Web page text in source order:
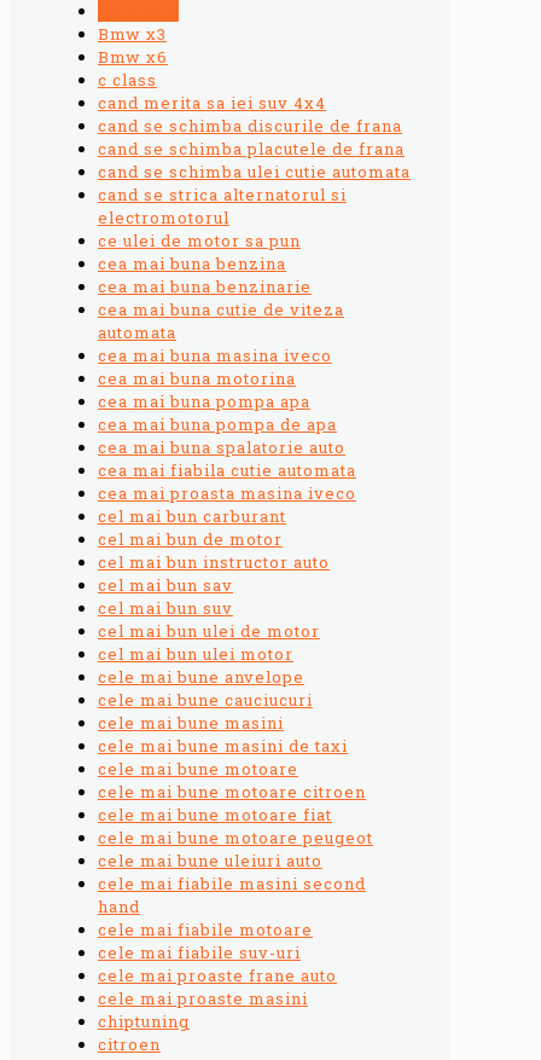
Bmw x3
Bmw x6
c class
cand merita sa iei suv 4x4
cand se schimba discurile de frana
cand se schimba placutele de frana
cand se schimba ulei cutie automata
cand se strica alternatorul si
electromotorul
ce ulei de motor sa pun
cea mai buna benzina
cea mai buna benzinarie
cea mai buna cutie de viteza
automata
cea mai buna masina iveco
cea mai buna motorina
cea mai buna pompa apa
cea mai buna pompa de apa
cea mai buna spalatorie auto
cea mai fiabila cutie automata
cea mai proasta masina iveco
cel mai bun carburant
cel mai bun de motor
cel mai bun instructor auto
cel mai bun sav
cel mai bun suv
cel mai bun ulei de motor
cel mai bun ulei motor
cele mai bune anvelope
cele mai bune cauciucuri
cele mai bune masini
cele mai bune masini de taxi
cele mai bune motoare
cele mai bune motoare citroen
cele mai bune motoare fiat
cele mai bune motoare peugeot
cele mai bune uleiuri auto
cele mai fiabile masini second
hand
cele mai fiabile motoare
cele mai fiabile suv-uri
cele mai proaste frane auto
cele mai proaste masini
chiptuning
citroen